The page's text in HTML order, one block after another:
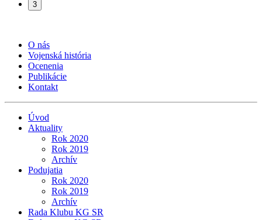
3
O nás
Vojenská história
Ocenenia
Publikácie
Kontakt
Úvod
Aktuality
Rok 2020
Rok 2019
Archív
Podujatia
Rok 2020
Rok 2019
Archív
Rada Klubu KG SR